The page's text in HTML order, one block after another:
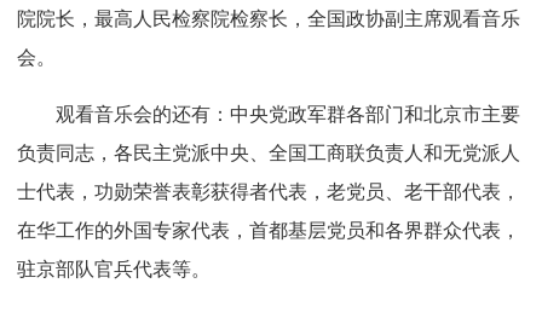
院院长，最高人民检察院检察长，全国政协副主席观看音乐
会。
观看音乐会的还有：中央党政军群各部门和北京市主要
负责同志，各民主党派中央、全国工商联负责人和无党派人
士代表，功勋荣誉表彰获得者代表，老党员、老干部代表，
在华工作的外国专家代表，首都基层党员和各界群众代表，
驻京部队官兵代表等。